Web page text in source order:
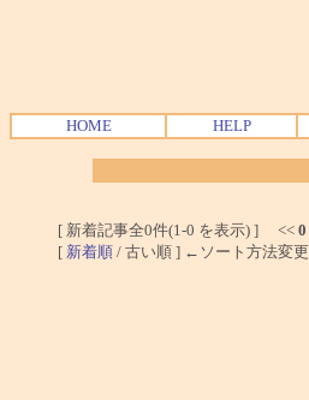
HOME HELP
[ 新着記事全0件(1-0 を表示) ] << 0
[ 新着順 / 古い順 ] ←ソート方法変更